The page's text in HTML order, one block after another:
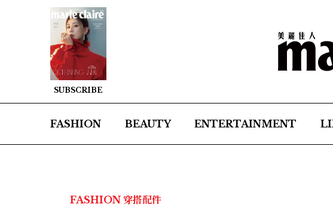
SUBSCRIBE
FASHION BEAUTY ENTERTAINMENT
FASHION 穿搭配件